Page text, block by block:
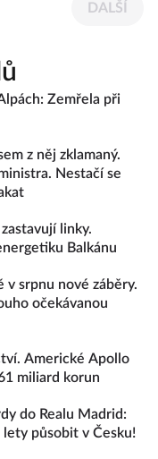
DALŠÍ
Zemřela při
z něj zklamaný.
Nestačí se
linky.
Balkánu
v srpnu nové záběry.
očekávanou
Americké Apollo
miliard korun
do Realu Madrid:
působit v Česku!